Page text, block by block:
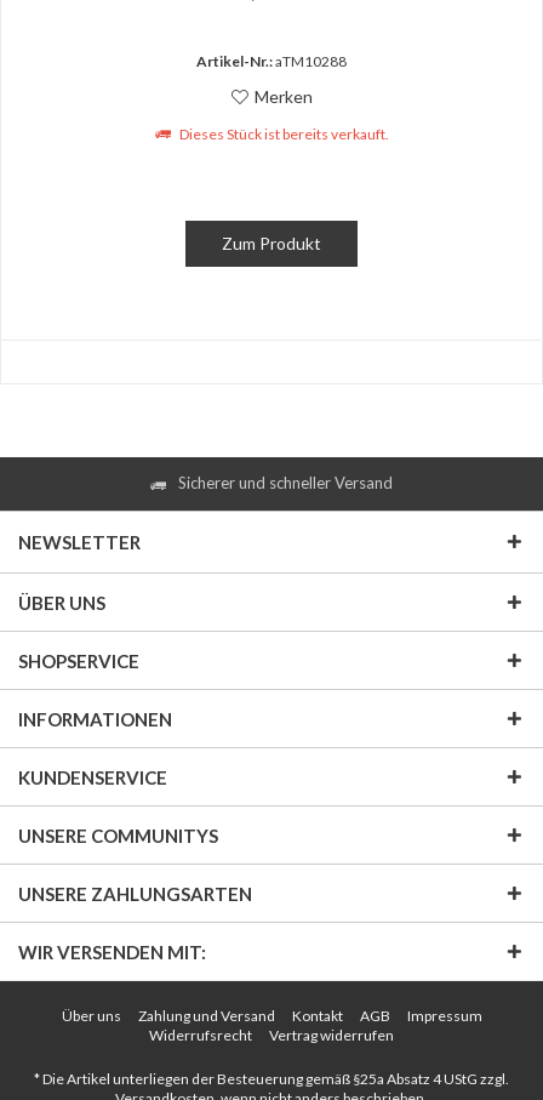
Artikel-Nr.:aTM10288
Merken
Dieses Stück ist bereits verkauft.
Zum Produkt
Sicherer und schneller Versand
NEWSLETTER
ÜBER UNS
SHOPSERVICE
INFORMATIONEN
KUNDENSERVICE
UNSERE COMMUNITYS
UNSERE ZAHLUNGSARTEN
WIR VERSENDEN MIT:
Über uns Zahlung und Versand Kontakt AGB
Impressum
Widerrufsrecht
Vertrag widerrufen
* Die Artikel unterliegen der Besteuerung gemäß §25a Absatz 4 UStG zzgl.